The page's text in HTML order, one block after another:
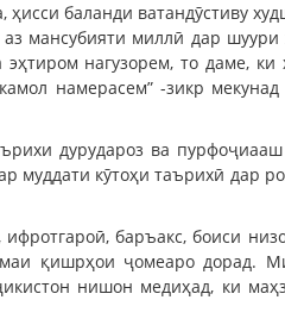
баланди ватандӯстиву
мансубияти миллӣ дар
нагузорем, то даме,
намерасем” -зикр
дурудароз ва
муддати кӯтоҳи таърихӣ дар
баръакс, боиси
қишрҳои ҷомеаро дорад.
нишон медиҳад, ки